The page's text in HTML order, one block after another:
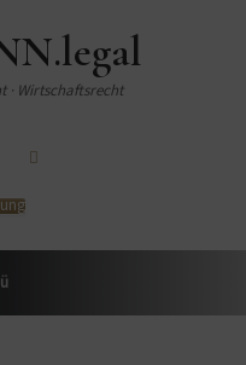
· Wirtschaftsrecht